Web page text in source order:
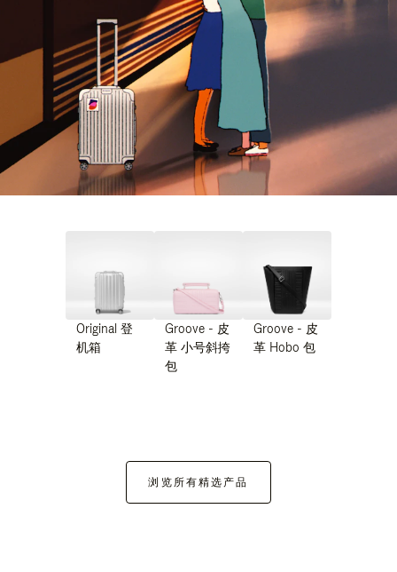
Original 登
机箱
Groove - 皮
革 小号斜挎
包
Groove - 皮
革 Hobo 包
浏览所有精选产品